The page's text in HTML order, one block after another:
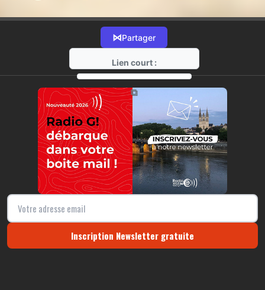
⋈Partager
Lien court :
https://radio-g.fr?r59
⧉
Inscription Newsletter gratuite